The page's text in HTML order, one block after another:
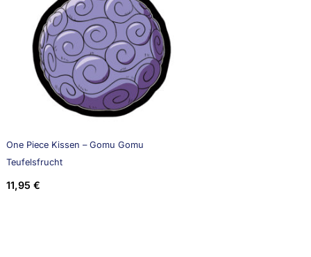
One Piece Kissen – Gomu Gomu
Teufelsfrucht
11,95 €